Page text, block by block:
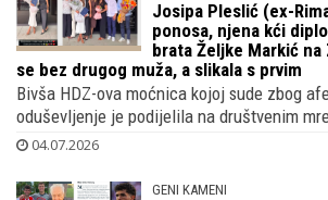
Josipa Pleslić (ex-
ponosa, njena kći
brata Željke Markić na
se bez drugog muža, a slikala s prvim
Bivša HDZ-ova moćnica kojoj sude zbog
oduševljenje je podijelila na društvenim
04.07.2026
GENI KAMENI